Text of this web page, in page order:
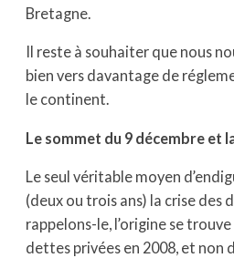
Bretagne.
Il reste à souhaiter que nous
bien vers davantage de
le continent.
Le sommet du 9 décembre et
Le seul véritable moyen
(deux ou trois ans) la crise des
rappelons-le, l’origine se
dettes privées en 2008, et non